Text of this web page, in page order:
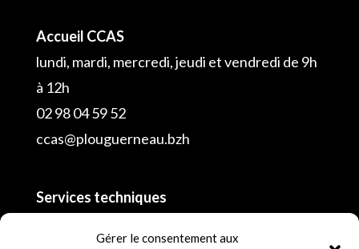
Gérer le consentement aux
Accueil CCAS
lundi, mardi, mercredi, jeudi et vendredi de 9h
à 12h
02 98 04 59 52
ccas@plouguerneau.bzh
Services techniques